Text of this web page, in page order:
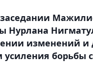
Нурлана
изменений и
усиления